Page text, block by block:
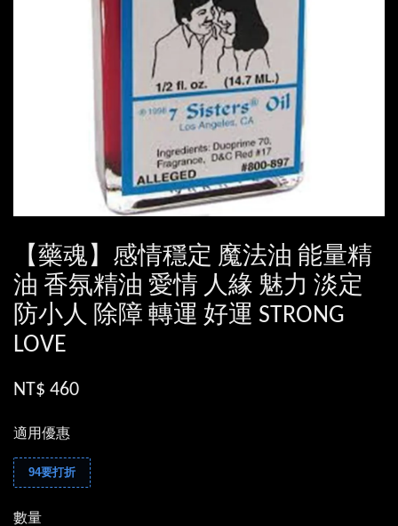
【藥魂】感情穩定 魔法油 能量精
油 香氛精油 愛情 人緣 魅力 淡定
防小人 除障 轉運 好運 STRONG
LOVE
NT$ 460
適用優惠
94要打折
數量